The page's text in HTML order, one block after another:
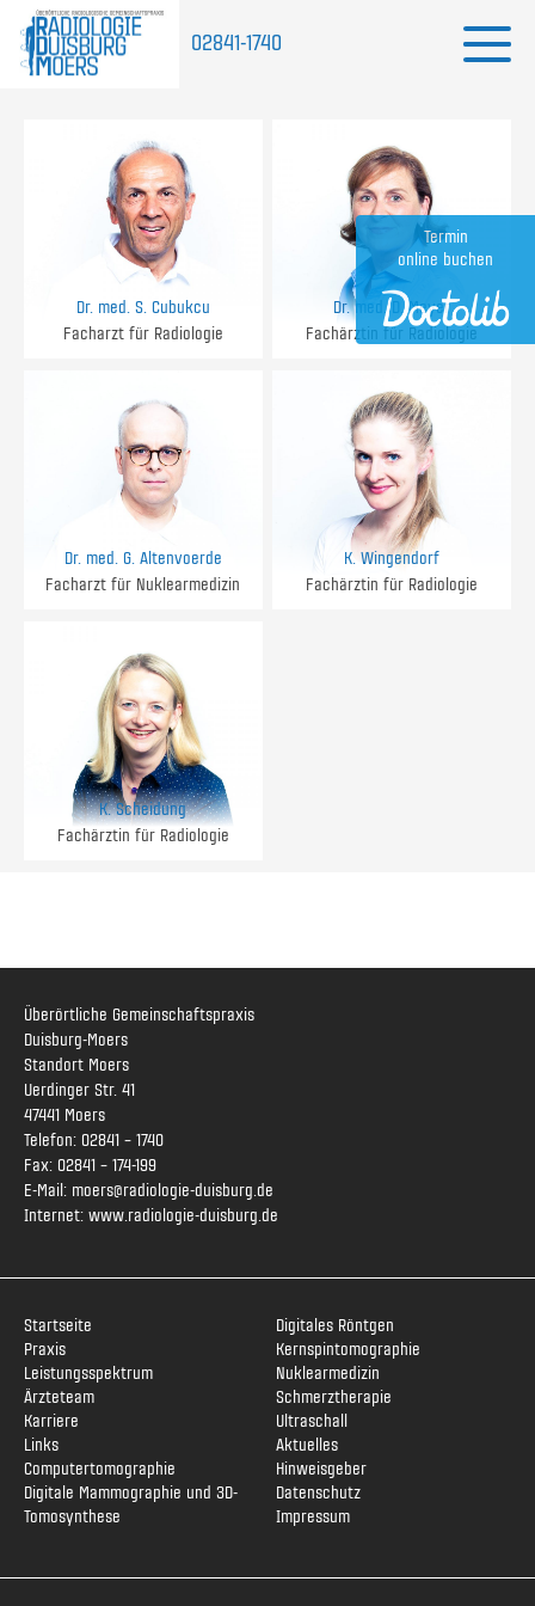
Termin
online buchen
02841-1740
Dr. med. S. Cubukcu
Facharzt für Radiologie
Dr. med. D. Meyer
Fachärztin für Radiologie
Dr. med. G. Altenvoerde
Facharzt für Nuklearmedizin
K. Wingendorf
Fachärztin für Radiologie
K. Scheidung
Fachärztin für Radiologie
Überörtliche Gemeinschaftspraxis
Duisburg-Moers
Standort Moers
Uerdinger Str. 41
47441 Moers
Telefon: 02841 – 1740
Fax: 02841 – 174-199
E-Mail: moers@radiologie-duisburg.de
Internet: www.radiologie-duisburg.de
Startseite
Praxis
Leistungsspektrum
Ärzteteam
Karriere
Links
Computertomographie
Digitale Mammographie und 3D-
Tomosynthese
Digitales Röntgen
Kernspintomographie
Nuklearmedizin
Schmerztherapie
Ultraschall
Aktuelles
Hinweisgeber
Datenschutz
Impressum